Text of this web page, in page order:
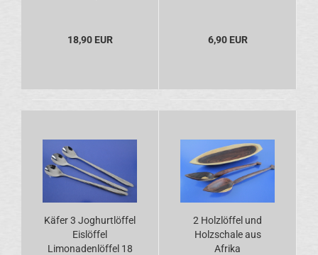
18,90 EUR 6,90 EUR
Käfer 3 Joghurtlöffel
Eislöffel
Limonadenlöffel 18
2 Holzlöffel und
Holzschale aus
Afrika